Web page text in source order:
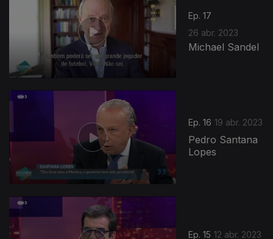
Ep. 17
26 abr. 2023
Michael Sandel
Ep. 16 19 abr. 2023
Pedro Santana
Lopes
Ep. 15 12 abr. 2023